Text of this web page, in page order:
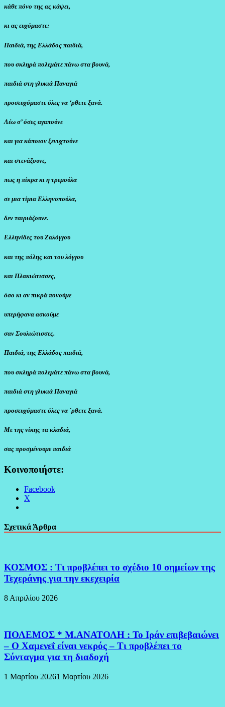
κάθε πόνο της ας κάψει,
κι ας ευχόμαστε:
Παιδιά, της Ελλάδος παιδιά,
που σκληρά πολεμάτε πάνω στα βουνά,
παιδιά στη γλυκιά Παναγιά
προσευχόμαστε όλες να ‘ρθετε ξανά.
Λέω σ’ όσες αγαπούνε
και για κάποιον ξενυχτούνε
και στενάζουνε,
πως η πίκρα κι η τρεμούλα
σε μια τίμια Ελληνοπούλα,
δεν ταιριάζουνε.
Ελληνίδες του Ζαλόγγου
και της πόλης και του λόγγου
και Πλακιώτισσες,
όσο κι αν πικρά πονούμε
υπερήφανα ασκούμε
σαν Σουλιώτισσες.
Παιδιά, της Ελλάδος παιδιά,
που σκληρά πολεμάτε πάνω στα βουνά,
παιδιά στη γλυκιά Παναγιά
προσευχόμαστε όλες να `ρθετε ξανά.
Με της νίκης τα κλαδιά,
σας προσμένουμε παιδιά
Κοινοποιήστε:
Facebook
X
Σχετικά Άρθρα
ΚΟΣΜΟΣ : Τι προβλέπει το σχέδιο 10 σημείων της
Τεχεράνης για την εκεχειρία
8 Απριλίου 2026
ΠΟΛΕΜΟΣ * Μ.ΑΝΑΤΟΛΗ : Το Ιράν επιβεβαιώνει
– Ο Χαμενεΐ είναι νεκρός – Τι προβλέπει το
Σύνταγμα για τη διαδοχή
1 Μαρτίου 20261 Μαρτίου 2026